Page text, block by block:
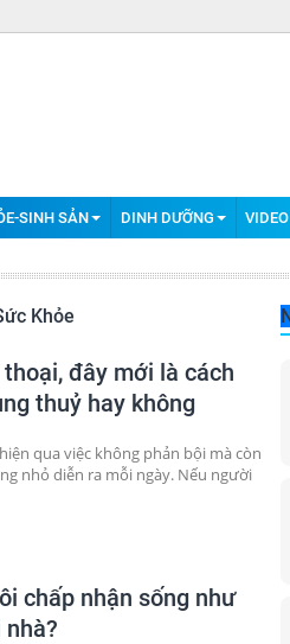
SINH SẢN DINH DƯỠNG VIDEO
Khỏe
đây mới là cách
thuỷ hay không
qua việc không phản bội mà còn
nhỏ diễn ra mỗi ngày. Nếu người
chấp nhận sống như